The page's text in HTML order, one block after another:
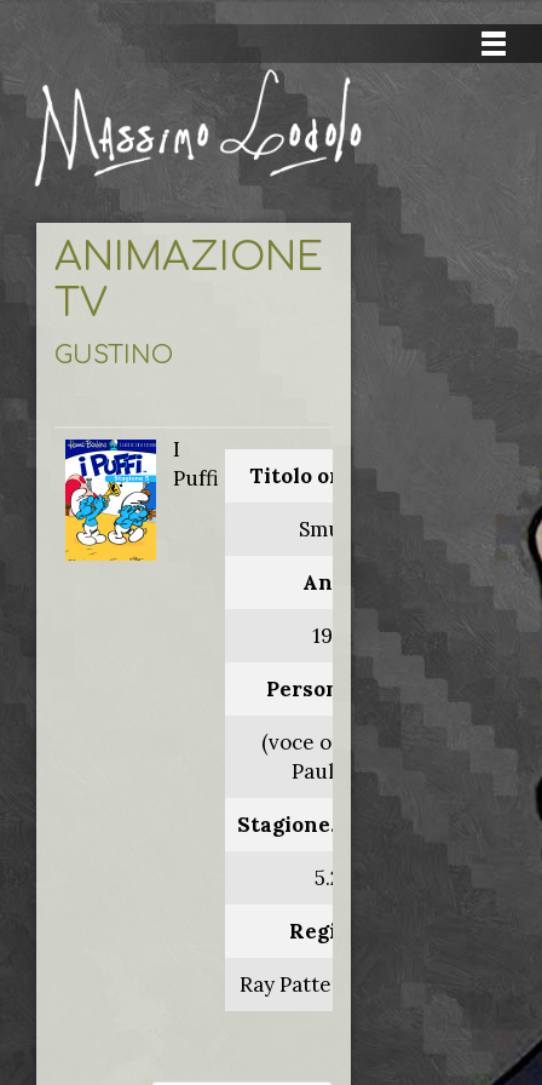
ANIMAZIONE
TV
GUSTINO
I
Puffi
Titolo originale:
Smurfs
Anno:
1985
Personaggio:
(voce orig. Rob
Paulsen)
Stagione.Episodio:
5.22
Regia di:
Ray Patterson/vari